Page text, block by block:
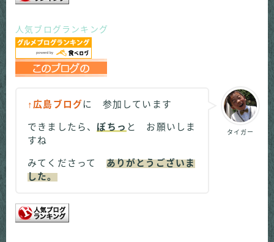
人気ブログランキング
タイガー
↑広島ブログに 参加しています
できましたら、 ぽちっ と お願いしま
すね
みてくださって ありがとうございま
した。